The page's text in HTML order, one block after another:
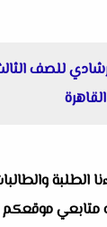
للصف
الطلبة
و متابعي